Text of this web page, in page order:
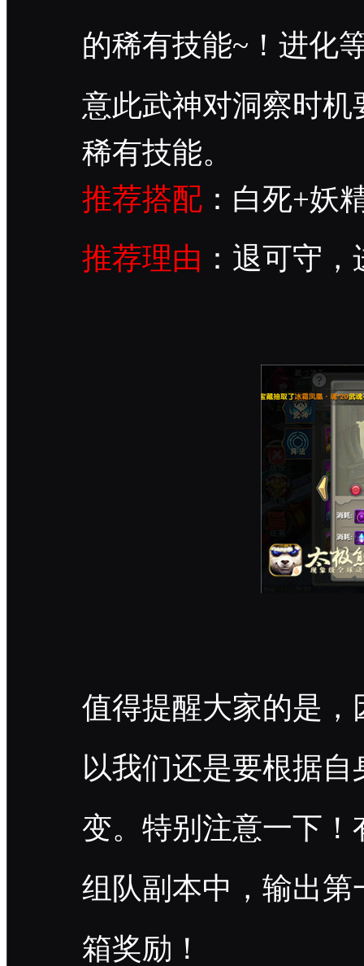
的稀有技能~！进化
意此武神对洞察时
稀有技能。
推荐搭配 ：白死+妖
推荐理由 ：退可守
值得提醒大家的是
以我们还是要根据
变。特别注意一下
组队副本中，输出
箱奖励！